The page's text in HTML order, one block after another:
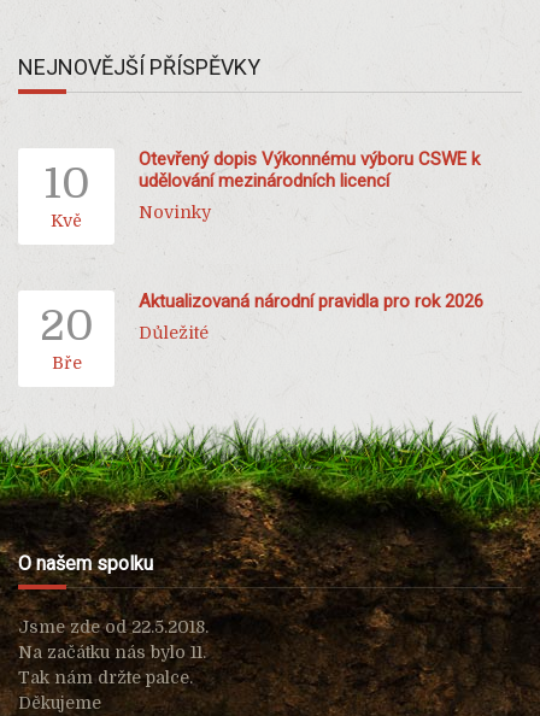
NEJNOVĚJŠÍ PŘÍSPĚVKY
10
Kvě
Otevřený dopis Výkonnému výboru CSWE k
udělování mezinárodních licencí
Novinky
20
Bře
Aktualizovaná národní pravidla pro rok 2026
Důležité
O našem spolku
Jsme zde od 22.5.2018.
Na začátku nás bylo 11.
Tak nám držte palce.
Děkujeme